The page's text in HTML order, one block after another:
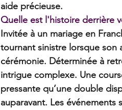
aide précieuse.
Quelle est l'histoire derrière
Invitée à un mariage en
tournant sinistre lorsque son
cérémonie. Déterminée à
intrigue complexe. Une
pressante qu’une double
auparavant. Les événements